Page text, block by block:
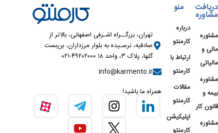
دریافت
مشاوره
مشاوره
مالی و
مالیاتی
مشاوره
بیمه و
قانون کار
مشاوره
منو
درباره
کارمنتو
ارتباط با
کارمنتو
مقالات
کارمنتو
اپلیکیشن
کارمنتو
تهران، بزرگــراه اشـرفی اصفهانی، بالاتر از
صادقیه، نرسـیده به بلوار مرزداران، بن‌بست
گلها، پلاک ۳، واحد ۱۸ ۴۹۲۰۲۰۰۰-۰۲۱
info@karmento.ir
همراه ما باشید!